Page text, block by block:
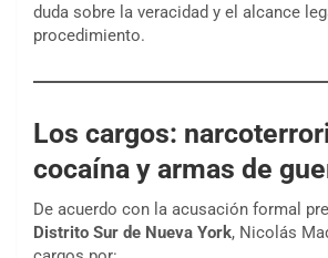
duda sobre la veracidad y el alcance
procedimiento.
Los cargos:
cocaína y armas de
De acuerdo con la acusación formal
Distrito Sur de Nueva York, Nicolás